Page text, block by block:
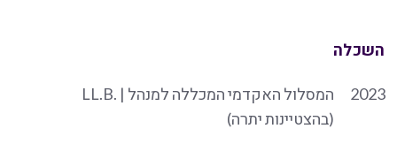
השכלה
2023
המסלול האקדמי המכללה למנהל | .LL.B
(בהצטיינות יתרה)